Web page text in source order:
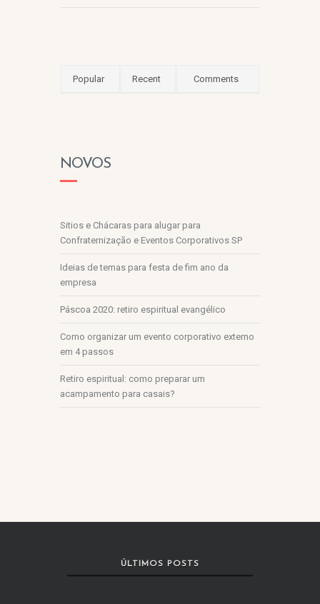
Popular Recent Comments
NOVOS
Sitios e Chácaras para alugar para
Confraternização e Eventos Corporativos SP
Ideias de temas para festa de fim ano da
empresa
Páscoa 2020: retiro espiritual evangélico
Como organizar um evento corporativo externo
em 4 passos
Retiro espiritual: como preparar um
acampamento para casais?
ÚLTIMOS POSTS